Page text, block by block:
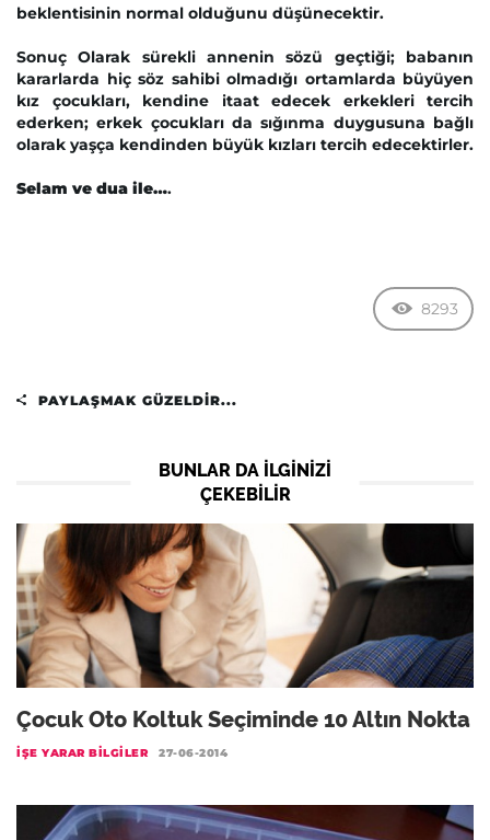
beklentisinin normal olduğunu düşünecektir.
Sonuç Olarak sürekli annenin sözü geçtiği; babanın
kararlarda hiç söz sahibi olmadığı ortamlarda büyüyen
kız çocukları, kendine itaat edecek erkekleri tercih
ederken; erkek çocukları da sığınma duygusuna bağlı
olarak yaşça kendinden büyük kızları tercih edecektirler.
Selam ve dua ile….
8293
PAYLAŞMAK GÜZELDIR...
BUNLAR DA ILGINIZI
ÇEKEBILIR
Çocuk Oto Koltuk Seçiminde 10 Altın Nokta
İŞE YARAR BILGILER 27-06-2014